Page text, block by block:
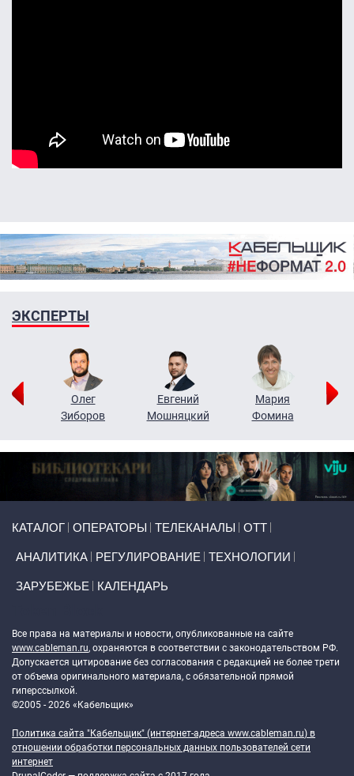
ЭКСПЕРТЫ
Олег
Зиборов
Евгений
Мошняцкий
Мария
Фомина
КАТАЛОГ ОПЕРАТОРЫ ТЕЛЕКАНАЛЫ ОТТ
АНАЛИТИКА РЕГУЛИРОВАНИЕ ТЕХНОЛОГИИ
ЗАРУБЕЖЬЕ КАЛЕНДАРЬ
Все права на материалы и новости, опубликованные на сайте
www.cableman.ru, охраняются в соответствии с законодательством РФ.
Допускается цитирование без согласования с редакцией не более трети
от объема оригинального материала, с обязательной прямой
гиперссылкой.
©2005 - 2026 «Кабельщик»
Политика сайта "Кабельщик" (интернет-адреса www.cableman.ru) в
отношении обработки персональных данных пользователей сети
интернет